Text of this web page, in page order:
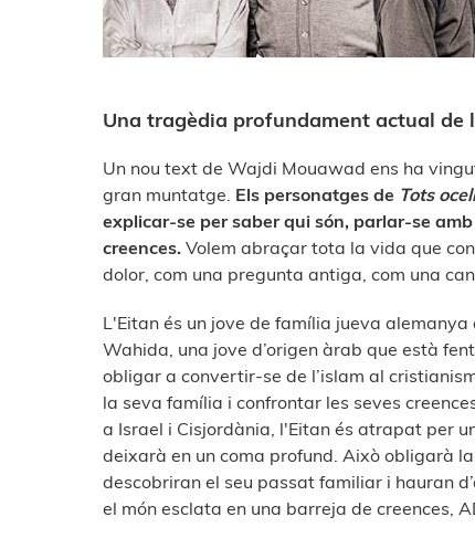
Una tragèdia profundament actual de
Un nou text de Wajdi Mouawad ens ha
gran muntatge. Els personatges de Tots
explicar-se per saber qui són, parlar-se
creences.Volem abraçar tota la vida que
dolor, com una pregunta antiga, com una
L'Eitan és un jove de família jueva alemanya
Wahida, una jove d’origen àrab que està
obligar a convertir-se de l’islam al
la seva família i confrontar les seves
a Israel i Cisjordània, l'Eitan és atrapat per
deixarà en un coma profund. Això obligarà
descobriran el seu passat familiar i hauran
el món esclata en una barreja de creences,